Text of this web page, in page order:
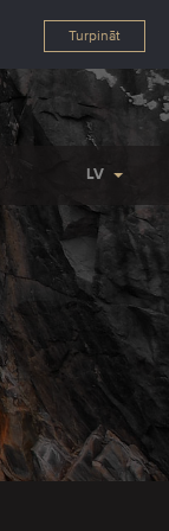
Turpināt
LV